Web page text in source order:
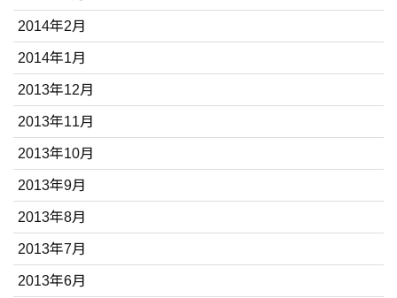
2014年2月
2014年1月
2013年12月
2013年11月
2013年10月
2013年9月
2013年8月
2013年7月
2013年6月